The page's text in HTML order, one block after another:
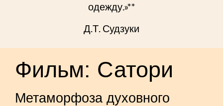
одежду.»**
Д.Т. Судзуки
Фильм: Сатори
Метаморфоза духовного